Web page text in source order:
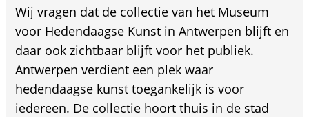
Wij vragen dat de collectie van het Museum
voor Hedendaagse Kunst in Antwerpen blijft en
daar ook zichtbaar blijft voor het publiek.
Antwerpen verdient een plek waar
hedendaagse kunst toegankelijk is voor
iedereen. De collectie hoort thuis in de stad